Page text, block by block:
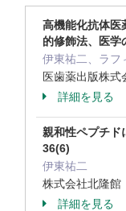
高機能化抗体医
的修飾法、医
伊東祐二、ラ
医歯薬出版株
詳細を見る
親和性ペプチ
36(6)
伊東祐二
株式会社北隆館
詳細を見る